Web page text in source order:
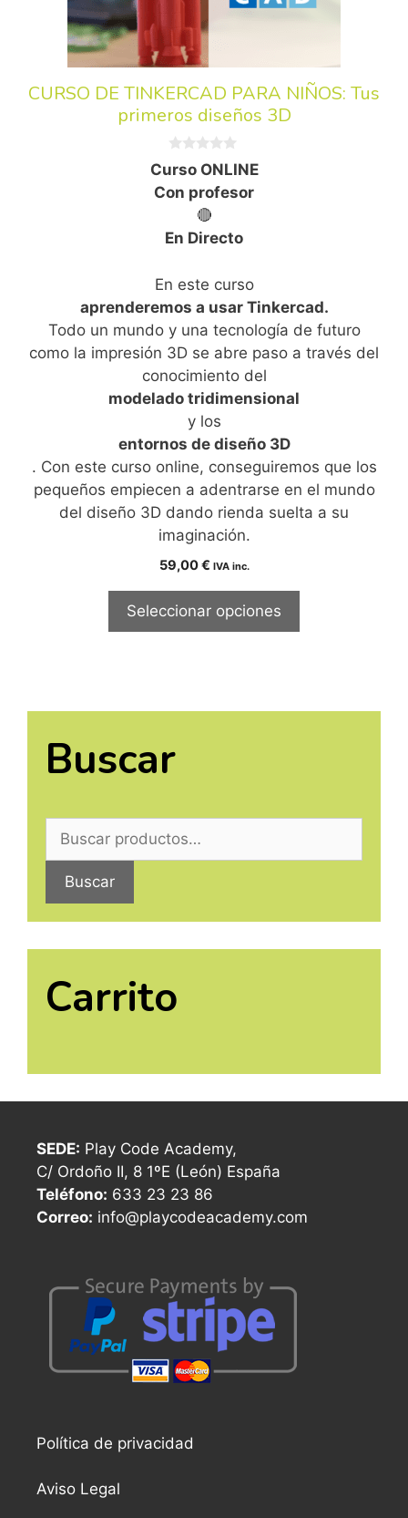
CURSO DE TINKERCAD PARA NIÑOS: Tus
primeros diseños 3D
d
e
5
Curso ONLINE
Con profesor
🔴
En Directo
En este curso
aprenderemos a usar Tinkercad.
Todo un mundo y una tecnología de futuro
como la impresión 3D se abre paso a través del
conocimiento del
modelado tridimensional
y los
entornos de diseño 3D
. Con este curso online, conseguiremos que los
pequeños empiecen a adentrarse en el mundo
del diseño 3D dando rienda suelta a su
imaginación.
59,00€ IVA inc.
Seleccionar opciones
Buscar
Buscar
Carrito
SEDE: Play Code Academy,
C/ Ordoño II, 8 1ºE (León) España
Teléfono: 633 23 23 86
Correo: info@playcodeacademy.com
Política de privacidad
Aviso Legal